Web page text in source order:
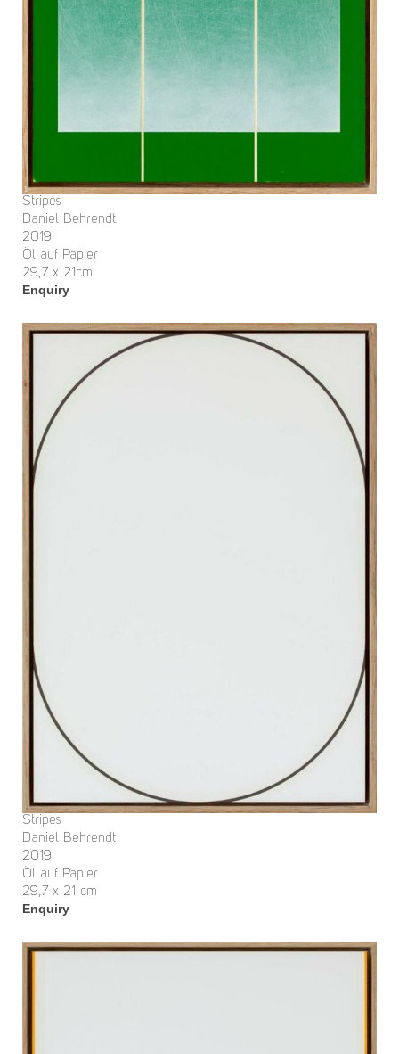
Stripes
Daniel Behrendt
2019
Öl auf Papier
29,7 x 21cm
Enquiry
Stripes
Daniel Behrendt
2019
Öl auf Papier
29,7 x 21 cm
Enquiry